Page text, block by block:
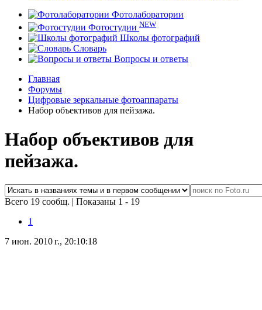
Фотолаборатории
Фотостудии NEW
Школы фотографий
Словарь
Вопросы и ответы
Главная
Форумы
Цифровые зеркальные фотоаппараты
Набор объективов для пейзажа.
Набор объективов для
пейзажа.
Всего 19 сообщ. | Показаны 1 - 19
1
7 июн. 2010 г., 20:10:18